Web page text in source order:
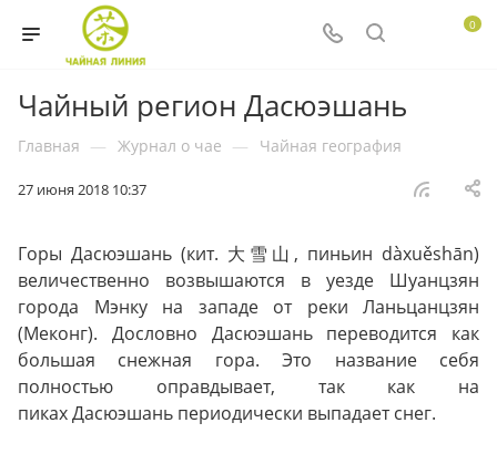
0
Чайный регион Дасюэшань
Главная — Журнал о чае — Чайная география
27 июня 2018 10:37
Горы Дасюэшань (кит. 大雪山, пиньин dàxuěshān)
величественно возвышаются в уезде Шуанцзян
города Мэнку на западе от реки Ланьцанцзян
(Меконг). Дословно Дасюэшань переводится как
большая снежная гора. Это название себя
полностью оправдывает, так как на
пиках Дасюэшань периодически выпадает снег.